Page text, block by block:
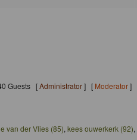
Guests [Administrator] [ Moderator]
van der Vlies (85), kees ouwerkerk (92),